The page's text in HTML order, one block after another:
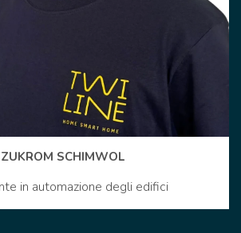
ZUKROM SCHIMWOL
in automazione degli edifici